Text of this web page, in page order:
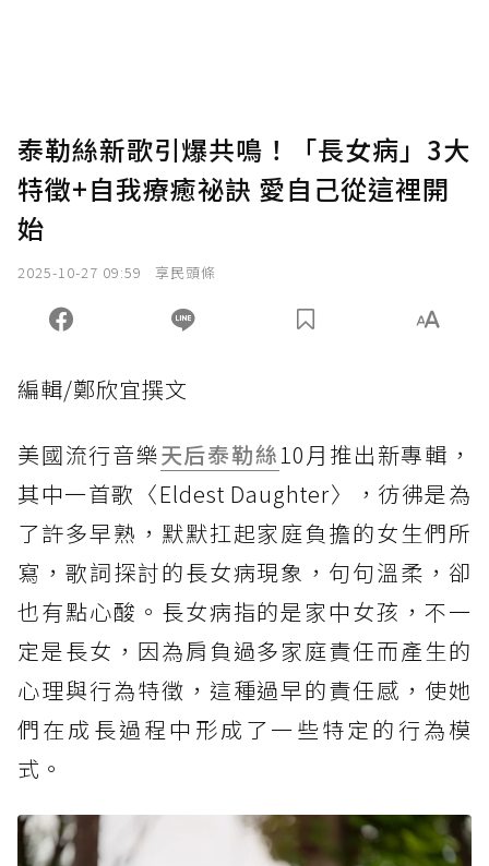
泰勒絲新歌引爆共鳴！「長女病」3大
特徵+自我療癒祕訣 愛自己從這裡開
始
2025-10-27 09:59 享民頭條
編輯/鄭欣宜撰文
美國流行音樂天后泰勒絲10月推出新專輯，
其中一首歌〈Eldest Daughter〉，彷彿是為
了許多早熟，默默扛起家庭負擔的女生們所
寫，歌詞探討的長女病現象，句句溫柔，卻
也有點心酸。長女病指的是家中女孩，不一
定是長女，因為肩負過多家庭責任而產生的
心理與行為特徵，這種過早的責任感，使她
們在成長過程中形成了一些特定的行為模
式。